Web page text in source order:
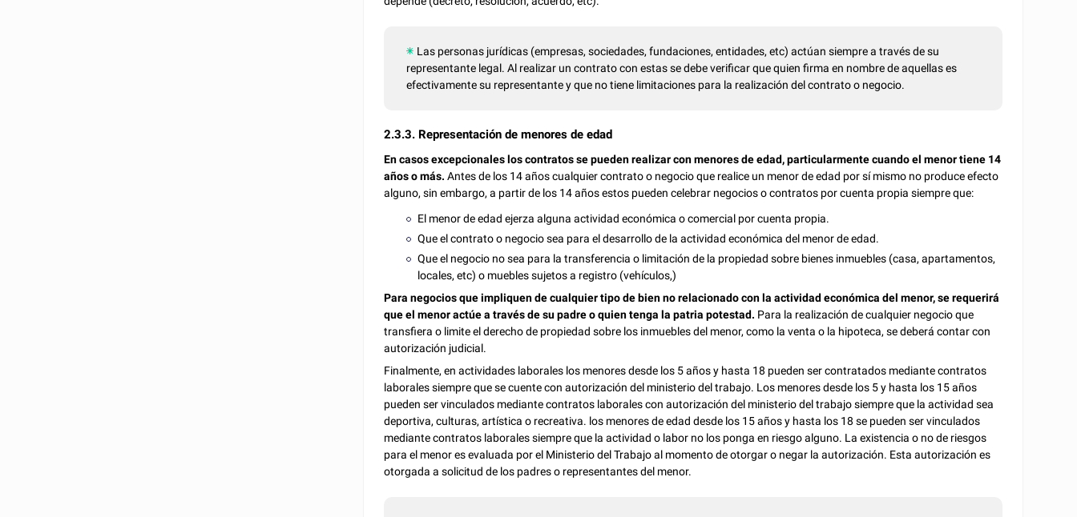
Las personas jurídicas (empresas, sociedades, fundaciones, entidades, etc) actúan siempre a través de su
representante legal. Al realizar un contrato con estas se debe verificar que quien firma en nombre de aquellas es
efectivamente su representante y que no tiene limitaciones para la realización del contrato o negocio.
2.3.3. Representación de menores de edad
En casos excepcionales los contratos se pueden realizar con menores de edad, particularmente cuando el menor tiene 14
años o más. Antes de los 14 años cualquier contrato o negocio que realice un menor de edad por sí mismo no produce efecto
alguno, sin embargo, a partir de los 14 años estos pueden celebrar negocios o contratos por cuenta propia siempre que:
El menor de edad ejerza alguna actividad económica o comercial por cuenta propia.
Que el contrato o negocio sea para el desarrollo de la actividad económica del menor de edad.
Que el negocio no sea para la transferencia o limitación de la propiedad sobre bienes inmuebles (casa, apartamentos,
locales, etc) o muebles sujetos a registro (vehículos,)
Para negocios que impliquen de cualquier tipo de bien no relacionado con la actividad económica del menor, se requerirá
que el menor actúe a través de su padre o quien tenga la patria potestad. Para la realización de cualquier negocio que
transfiera o limite el derecho de propiedad sobre los inmuebles del menor, como la venta o la hipoteca, se deberá contar con
autorización judicial.
Finalmente, en actividades laborales los menores desde los 5 años y hasta 18 pueden ser contratados mediante contratos
laborales siempre que se cuente con autorización del ministerio del trabajo. Los menores desde los 5 y hasta los 15 años
pueden ser vinculados mediante contratos laborales con autorización del ministerio del trabajo siempre que la actividad sea
deportiva, culturas, artística o recreativa. los menores de edad desde los 15 años y hasta los 18 se pueden ser vinculados
mediante contratos laborales siempre que la actividad o labor no los ponga en riesgo alguno. La existencia o no de riesgos
para el menor es evaluada por el Ministerio del Trabajo al momento de otorgar o negar la autorización. Esta autorización es
otorgada a solicitud de los padres o representantes del menor.